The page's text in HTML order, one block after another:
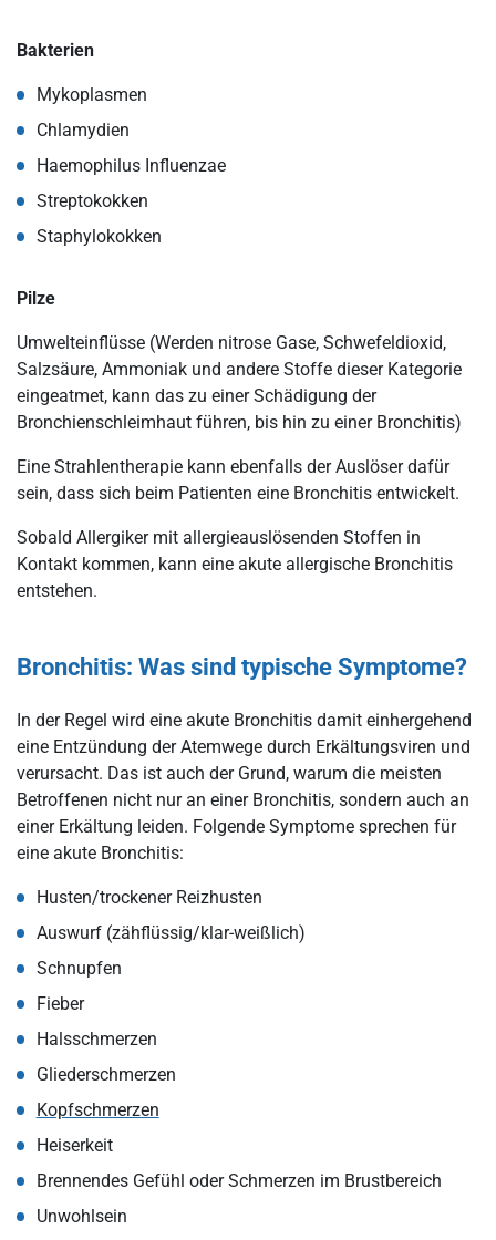
Bakterien
Mykoplasmen
Chlamydien
Haemophilus Influenzae
Streptokokken
Staphylokokken
Pilze
Umwelteinflüsse (Werden nitrose Gase, Schwefeldioxid,
Salzsäure, Ammoniak und andere Stoffe dieser Kategorie
eingeatmet, kann das zu einer Schädigung der
Bronchienschleimhaut führen, bis hin zu einer Bronchitis)
Eine Strahlentherapie kann ebenfalls der Auslöser dafür
sein, dass sich beim Patienten eine Bronchitis entwickelt.
Sobald Allergiker mit allergieauslösenden Stoffen in
Kontakt kommen, kann eine akute allergische Bronchitis
entstehen.
Bronchitis: Was sind typische Symptome?
In der Regel wird eine akute Bronchitis damit einhergehend
eine Entzündung der Atemwege durch Erkältungsviren und
verursacht. Das ist auch der Grund, warum die meisten
Betroffenen nicht nur an einer Bronchitis, sondern auch an
einer Erkältung leiden. Folgende Symptome sprechen für
eine akute Bronchitis:
Husten/trockener Reizhusten
Auswurf (zähflüssig/klar-weißlich)
Schnupfen
Fieber
Halsschmerzen
Gliederschmerzen
Kopfschmerzen
Heiserkeit
Brennendes Gefühl oder Schmerzen im Brustbereich
Unwohlsein